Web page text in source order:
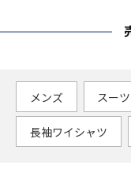
メンズ スーツ
長袖ワイシャツ